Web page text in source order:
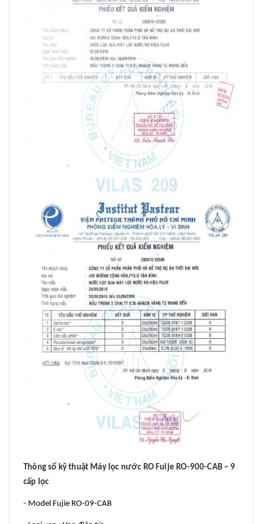
Thông số kỹ thuật Máy lọc nước RO Fuije RO-900-CAB – 9
cấp lọc
- Model Fujie RO-09-CAB